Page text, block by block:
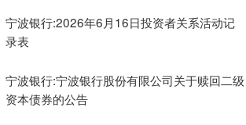
宁波银行:2026年6月16日投资者关系活动记
录表
宁波银行:宁波银行股份有限公司关于赎回二级
资本债券的公告